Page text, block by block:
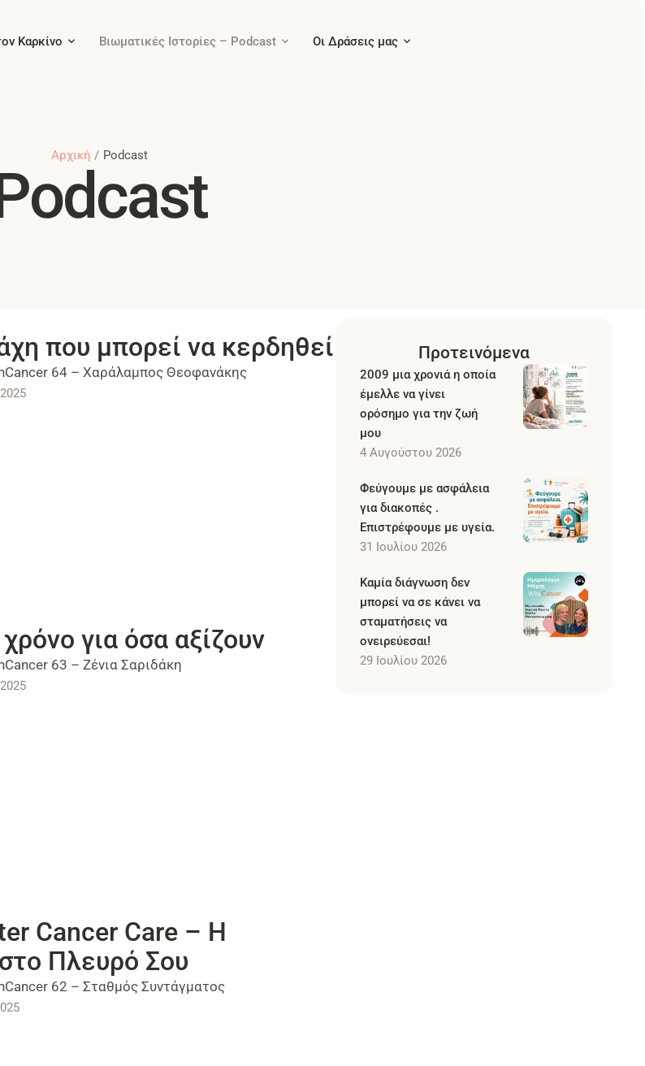
Καρκίνο Βιωματικές Ιστορίες – Podcast
Οι Δράσεις μας
Αρχική / Podcast
που μπορεί να κερδηθεί
64 – Χαράλαμπος Θεοφανάκης
για όσα αξίζουν
63 – Ζένια Σαριδάκη
Cancer Care – Η
Πλευρό Σου
62 – Σταθμός Συντάγματος
Προτεινόμενα
2009 μια χρονιά η οποία
έμελλε να γίνει
ορόσημο για την ζωή
μου
4 Αυγούστου 2026
Φεύγουμε με ασφάλεια
για διακοπές .
Επιστρέφουμε με υγεία.
31 Ιουλίου 2026
Καμία διάγνωση δεν
μπορεί να σε κάνει να
σταματήσεις να
ονειρεύεσαι!
29 Ιουλίου 2026